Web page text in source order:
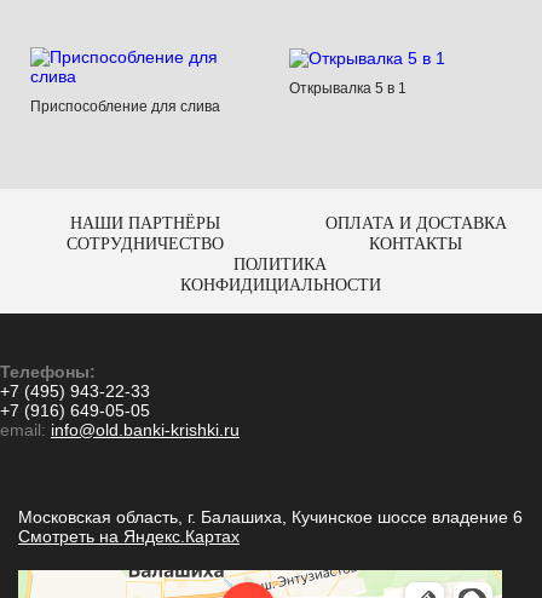
Приспособление для слива
Открывалка 5 в 1
НАШИ ПАРТНЁРЫ
ОПЛАТА И ДОСТАВКА
СОТРУДНИЧЕСТВО
КОНТАКТЫ
ПОЛИТИКА
КОНФИДИЦИАЛЬНОСТИ
Телефоны:
+7 (495) 943-22-33
+7 (916) 649-05-05
email: info@old.banki-krishki.ru
Московская область, г. Балашиха, Кучинское шоссе владение 6
Смотреть на Яндекс.Картах